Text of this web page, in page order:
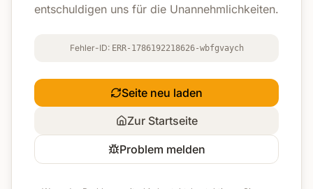
entschuldigen uns für die Unannehmlichkeiten.
Fehler-ID: ERR-1786192218626-wbfgvaych
Seite neu laden
Zur Startseite
Problem melden